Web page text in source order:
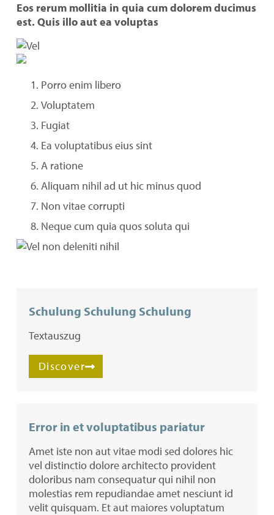
Eos rerum mollitia in quia cum dolorem ducimus
est. Quis illo aut ea voluptas
Porro enim libero
Voluptatem
Fugiat
Ea voluptatibus eius sint
A ratione
Aliquam nihil ad ut hic minus quod
Non vitae corrupti
Neque cum quia quos soluta qui
Schulung Schulung Schulung
Textauszug
Discover
Error in et voluptatibus pariatur
Amet iste non aut vitae modi sed dolores hic
vel distinctio dolore architecto provident
doloribus nam consequatur qui nihil non
molestias rem repudiandae amet nesciunt id
velit quisquam. Et aut maiores voluptatum